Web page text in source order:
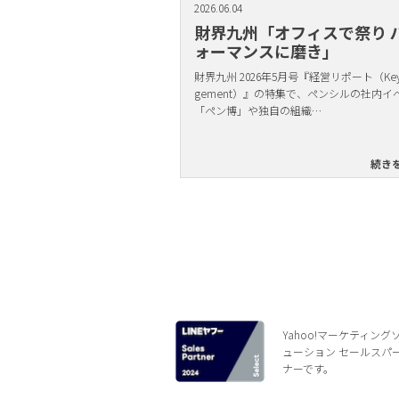
2026.06.04
財界九州「オフィスで祭り
ォーマンスに磨き」
財界九州 2026年5月号『経営リポート（
gement）』の特集で、ペンシルの社内イ
「ペン博」や独自の組織…
続き
Yahoo!マーケティング
ューション セールスパ
ナーです。